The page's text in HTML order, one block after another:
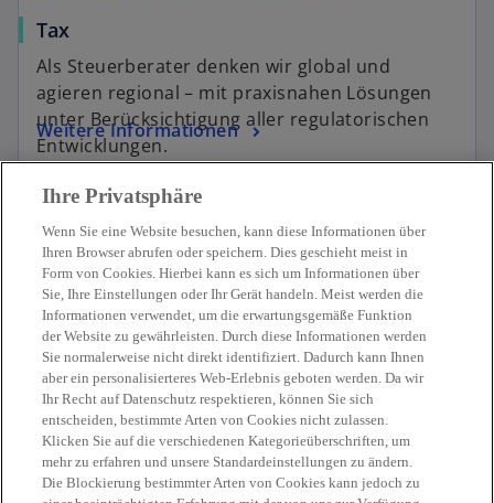
Tax
Als Steuerberater denken wir global und
agieren regional – mit praxisnahen Lösungen
unter Berücksichtigung aller regulatorischen
Entwicklungen.
Weitere Informationen
Kontakt
Aktuelles
Karriere
w w w w w
Ihre Privatsphäre
Wenn Sie eine Website besuchen, kann diese Informationen über
Ihren Browser abrufen oder speichern. Dies geschieht meist in
Form von Cookies. Hierbei kann es sich um Informationen über
Sie, Ihre Einstellungen oder Ihr Gerät handeln. Meist werden die
Informationen verwendet, um die erwartungsgemäße Funktion
der Website zu gewährleisten. Durch diese Informationen werden
Sie normalerweise nicht direkt identifiziert. Dadurch kann Ihnen
aber ein personalisierteres Web-Erlebnis geboten werden. Da wir
Ihr Recht auf Datenschutz respektieren, können Sie sich
entscheiden, bestimmte Arten von Cookies nicht zulassen.
Klicken Sie auf die verschiedenen Kategorieüberschriften, um
mehr zu erfahren und unsere Standardeinstellungen zu ändern.
Die Blockierung bestimmter Arten von Cookies kann jedoch zu